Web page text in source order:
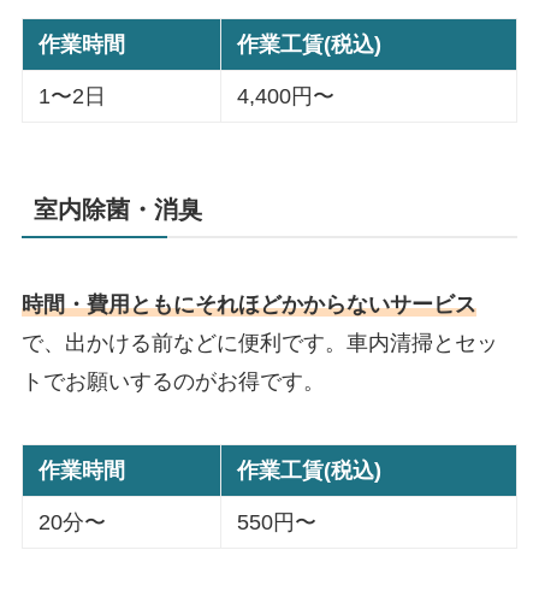
作業時間 作業工賃(税込)
1〜2日 4,400円〜
室内除菌・消臭
時間・費用ともにそれほどかからないサービス
で、出かける前などに便利です。車内清掃とセッ
トでお願いするのがお得です。
作業時間 作業工賃(税込)
20分〜 550円〜